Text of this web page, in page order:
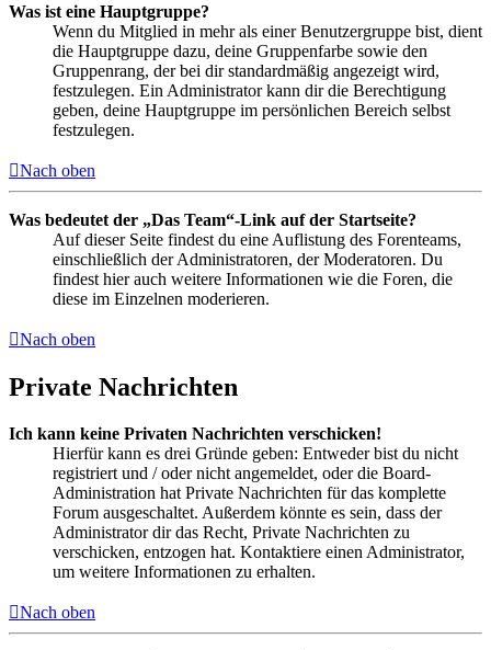
Was ist eine Hauptgruppe?
Wenn du Mitglied in mehr als einer Benutzergruppe bist, dient
die Hauptgruppe dazu, deine Gruppenfarbe sowie den
Gruppenrang, der bei dir standardmäßig angezeigt wird,
festzulegen. Ein Administrator kann dir die Berechtigung
geben, deine Hauptgruppe im persönlichen Bereich selbst
festzulegen.
Nach oben
Was bedeutet der „Das Team“-Link auf der Startseite?
Auf dieser Seite findest du eine Auflistung des Forenteams,
einschließlich der Administratoren, der Moderatoren. Du
findest hier auch weitere Informationen wie die Foren, die
diese im Einzelnen moderieren.
Nach oben
Private Nachrichten
Ich kann keine Privaten Nachrichten verschicken!
Hierfür kann es drei Gründe geben: Entweder bist du nicht
registriert und / oder nicht angemeldet, oder die Board-
Administration hat Private Nachrichten für das komplette
Forum ausgeschaltet. Außerdem könnte es sein, dass der
Administrator dir das Recht, Private Nachrichten zu
verschicken, entzogen hat. Kontaktiere einen Administrator,
um weitere Informationen zu erhalten.
Nach oben